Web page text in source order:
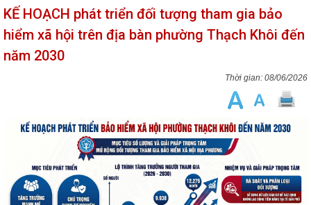
KẾ HOẠCH phát triển đối tượng tham gia bảo
hiểm xã hội trên địa bàn phường Thạch Khôi đến
năm 2030
08/06/2026